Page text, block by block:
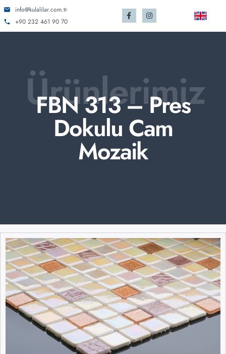
info@kulalilar.com.tr
+90 232 461 90 70
Ürünlerimiz
FBN 313 – Pres
Dokulu Cam
Mozaik